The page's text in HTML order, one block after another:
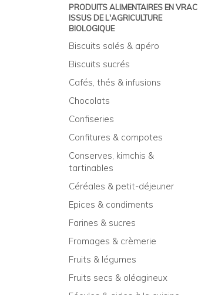
PRODUITS ALIMENTAIRES EN VRAC
ISSUS DE L'AGRICULTURE
BIOLOGIQUE
Biscuits salés & apéro
Biscuits sucrés
Cafés, thés & infusions
Chocolats
Confiseries
Confitures & compotes
Conserves, kimchis &
tartinables
Céréales & petit-déjeuner
Epices & condiments
Farines & sucres
Fromages & crèmerie
Fruits & légumes
Fruits secs & oléagineux